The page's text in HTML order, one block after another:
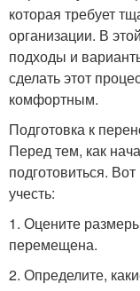
которая требует
организации. В
подходы и
сделать этот
комфортным.
Подготовка к
Перед тем, как
подготовиться.
учесть:
1. Оцените
перемещена.
2. Определите,